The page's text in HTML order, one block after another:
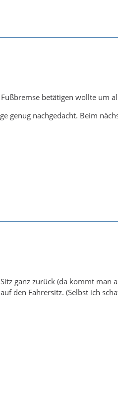
betätigen wollte um
genug nachgedacht. Beim
ganz zurück (da kommt
den Fahrersitz. (Selbst ich